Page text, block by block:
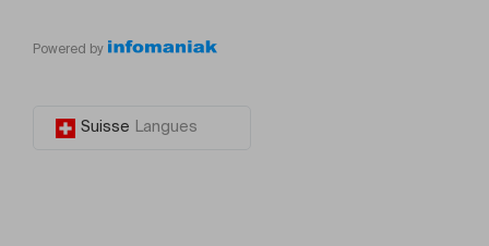
Powered by
Suisse Langues